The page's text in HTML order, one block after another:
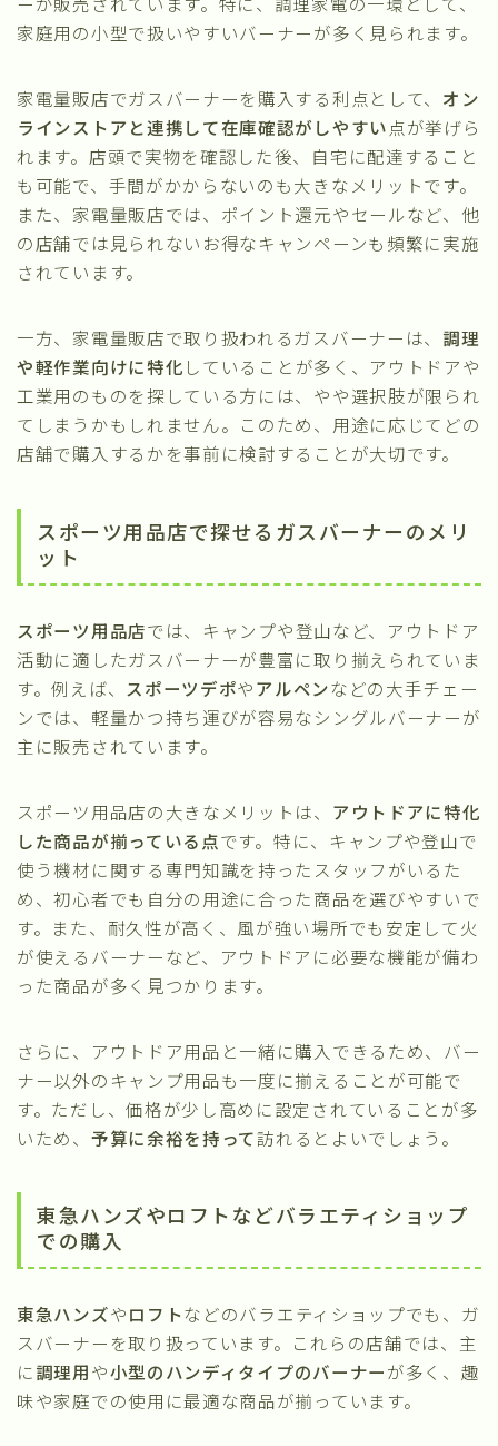
家庭用の小型で扱いやすいバーナーが多く見られます。
家電量販店でガスバーナーを購入する利点として、 オン
ラインストアと連携して在庫確認がしやすい 点が挙げら
れます。店頭で実物を確認した後、自宅に配達すること
も可能で、手間がかからないのも大きなメリットです。
また、家電量販店では、ポイント還元やセールなど、他
の店舗では見られないお得なキャンペーンも頻繁に実施
されています。
一方、家電量販店で取り扱われるガスバーナーは、 調理
や軽作業向けに特化 していることが多く、アウトドアや
工業用のものを探している方には、やや選択肢が限られ
てしまうかもしれません。このため、用途に応じてどの
店舗で購入するかを事前に検討することが大切です。
スポーツ用品店で探せるガスバーナーのメリ
ット
スポーツ用品店では、キャンプや登山など、アウトドア
活動に適したガスバーナーが豊富に取り揃えられていま
す。例えば、 スポーツデポやアルペンなどの大手チェー
ンでは、軽量かつ持ち運びが容易なシングルバーナーが
主に販売されています。
スポーツ用品店の大きなメリットは、 アウトドアに特化
した商品が揃っている点です。特に、キャンプや登山で
使う機材に関する専門知識を持ったスタッフがいるた
め、初心者でも自分の用途に合った商品を選びやすいで
す。また、耐久性が高く、風が強い場所でも安定して火
が使えるバーナーなど、アウトドアに必要な機能が備わ
った商品が多く見つかります。
さらに、アウトドア用品と一緒に購入できるため、バー
ナー以外のキャンプ用品も一度に揃えることが可能で
す。ただし、価格が少し高めに設定されていることが多
いため、 予算に余裕を持って訪れるとよいでしょう。
東急ハンズやロフトなどバラエティショップ
での購入
東急ハンズやロフトなどのバラエティショップでも、ガ
スバーナーを取り扱っています。これらの店舗では、主
に調理用や小型のハンディタイプのバーナーが多く、趣
味や家庭での使用に最適な商品が揃っています。